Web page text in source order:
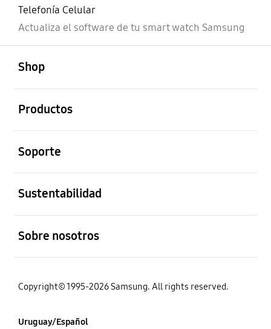
Telefonía Celular
Actualiza el software de tu smart watch Samsung
Shop
Productos
Soporte
Sustentabilidad
Sobre nosotros
Copyright© 1995-2026 Samsung. All rights reserved.
Uruguay/Español